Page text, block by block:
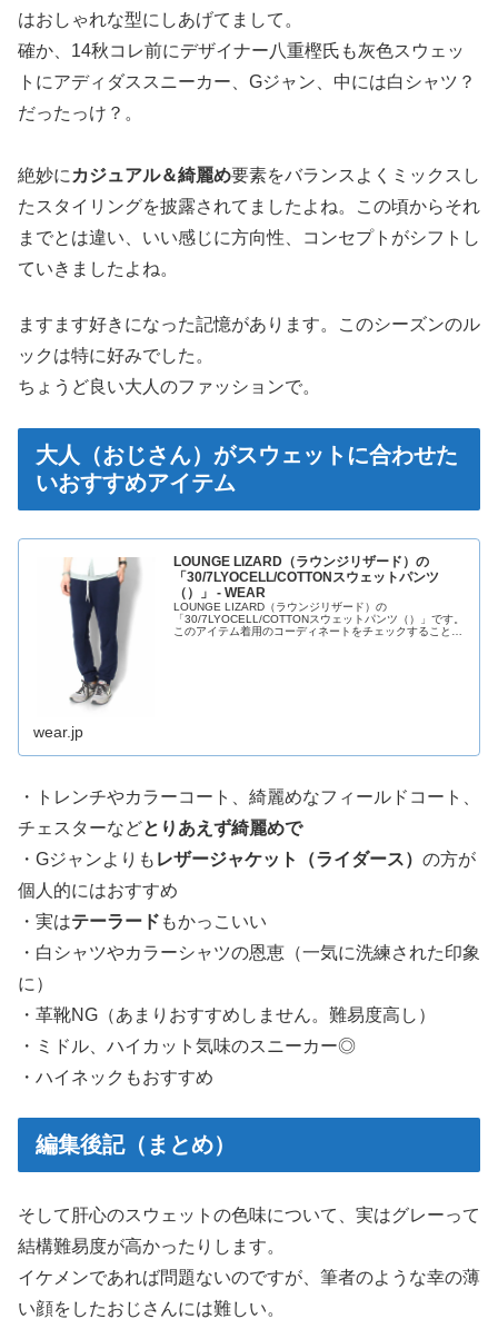
はおしゃれな型にしあげてまして。
確か、14秋コレ前にデザイナー八重樫氏も灰色スウェッ
トにアディダススニーカー、Gジャン、中には白シャツ？
だったっけ？。
絶妙に カジュアル＆綺麗め要素をバランスよくミックスし
たスタイリングを披露されてましたよね。この頃からそれ
までとは違い、いい感じに方向性、コンセプトがシフトし
ていきましたよね。
ますます好きになった記憶があります。このシーズンのル
ックは特に好みでした。
ちょうど良い大人のファッションで。
大人（おじさん）がスウェットに合わせた
いおすすめアイテム
LOUNGE LIZARD（ラウンジリザード）の
「30/7LYOCELL/COTTONスウェットパンツ
（）」 - WEAR
LOUNGE LIZARD（ラウンジリザード）の
「30/7LYOCELL/COTTONスウェットパンツ（）」です。
このアイテム着用のコーディネートをチェックすることも
wear.jp
・トレンチやカラーコート、綺麗めなフィールドコート、
チェスターなどとりあえず綺麗めで
・Gジャンよりも レザージャケット（ライダース） の方が
個人的にはおすすめ
・実はテーラード もかっこいい
・白シャツやカラーシャツの恩恵（一気に洗練された印象
に）
・革靴NG（あまりおすすめしません。難易度高し）
・ミドル、ハイカット気味のスニーカー◎
・ハイネックもおすすめ
編集後記（まとめ）
そして肝心のスウェットの色味について、実はグレーって
結構難易度が高かったりします。
イケメンであれば問題ないのですが、筆者のような幸の薄
い顔をしたおじさんには難しい。